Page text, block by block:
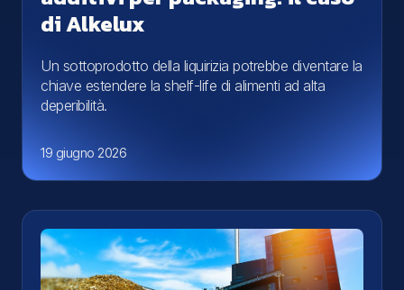
di Alkelux
Un sottoprodotto della liquirizia potrebbe diventare la
chiave estendere la shelf-life di alimenti ad alta
deperibilità.
19 giugno 2026